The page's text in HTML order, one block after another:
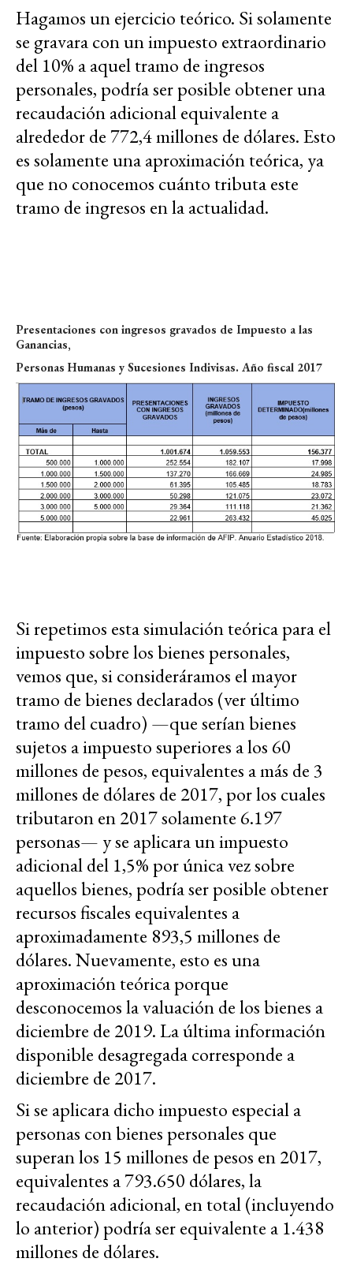
Hagamos un ejercicio teórico. Si solamente
se gravara con un impuesto extraordinario
del 10% a aquel tramo de ingresos
personales, podría ser posible obtener una
recaudación adicional equivalente a
alrededor de 772,4 millones de dólares. Esto
es solamente una aproximación teórica, ya
que no conocemos cuánto tributa este
tramo de ingresos en la actualidad.
Presentaciones con ingresos gravados de Impuesto a las
Ganancias,
Personas Humanas y Sucesiones Indivisas. Año fiscal 2017
Si repetimos esta simulación teórica para el
impuesto sobre los bienes personales,
vemos que, si consideráramos el mayor
tramo de bienes declarados (ver último
tramo del cuadro) —que serían bienes
sujetos a impuesto superiores a los 60
millones de pesos, equivalentes a más de 3
millones de dólares de 2017, por los cuales
tributaron en 2017 solamente 6.197
personas— y se aplicara un impuesto
adicional del 1,5% por única vez sobre
aquellos bienes, podría ser posible obtener
recursos fiscales equivalentes a
aproximadamente 893,5 millones de
dólares. Nuevamente, esto es una
aproximación teórica porque
desconocemos la valuación de los bienes a
diciembre de 2019. La última información
disponible desagregada corresponde a
diciembre de 2017.
Si se aplicara dicho impuesto especial a
personas con bienes personales que
superan los 15 millones de pesos en 2017,
equivalentes a 793.650 dólares, la
recaudación adicional, en total (incluyendo
lo anterior) podría ser equivalente a 1.438
millones de dólares.